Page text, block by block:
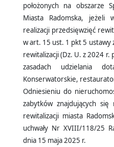
położonych na obszarze
Miasta Radomska, jeżeli
realizacji przedsięwzięć
w art. 15 ust. 1 pkt 5 ustawy
rewitalizacji (Dz. U. z 2024 r.
zasadach udzielania
Konserwatorskie,
Odniesieniu do
zabytków znajdujących
rewitalizacji miasta
uchwały Nr XVIII/118/25
dnia 15 maja 2025 r.